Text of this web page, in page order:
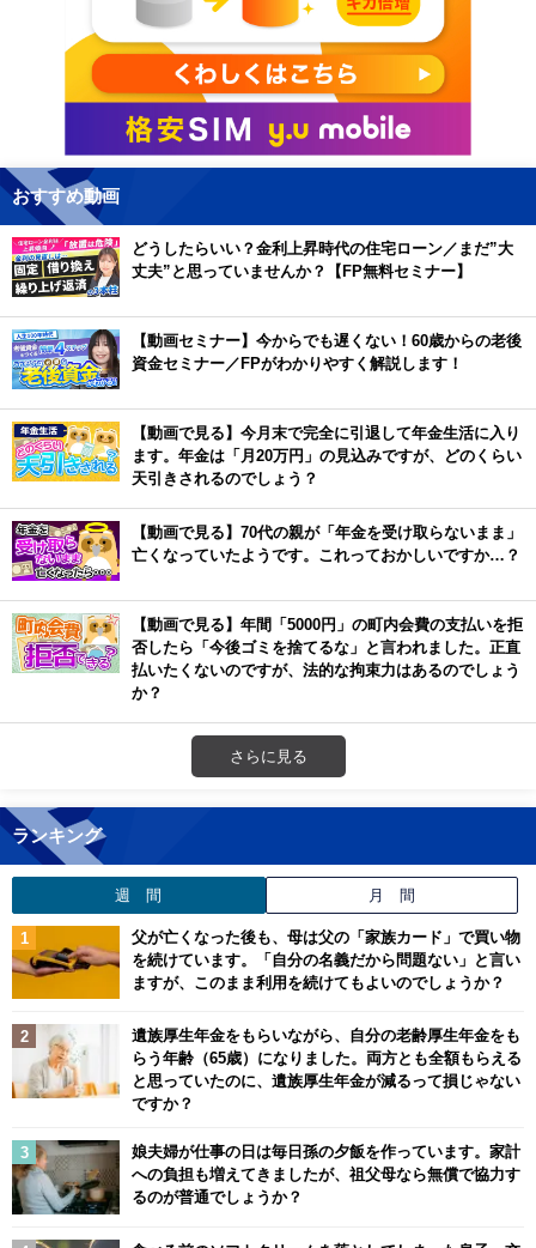
おすすめ動画
どうしたらいい？金利上昇時代の住宅ローン／まだ”大
丈夫”と思っていませんか？【FP無料セミナー】
【動画セミナー】今からでも遅くない！60歳からの老後
資金セミナー／FPがわかりやすく解説します！
【動画で見る】今月末で完全に引退して年金生活に入り
ます。年金は「月20万円」の見込みですが、どのくらい
天引きされるのでしょう？
【動画で見る】70代の親が「年金を受け取らないまま」
亡くなっていたようです。これっておかしいですか…？
【動画で見る】年間「5000円」の町内会費の支払いを拒
否したら「今後ゴミを捨てるな」と言われました。正直
払いたくないのですが、法的な拘束力はあるのでしょう
か？
さらに見る
ランキング
週 間 月 間
父が亡くなった後も、母は父の「家族カード」で買い物
を続けています。「自分の名義だから問題ない」と言い
ますが、このまま利用を続けてもよいのでしょうか？
遺族厚生年金をもらいながら、自分の老齢厚生年金をも
らう年齢（65歳）になりました。両方とも全額もらえる
と思っていたのに、遺族厚生年金が減るって損じゃない
ですか？
娘夫婦が仕事の日は毎日孫の夕飯を作っています。家計
への負担も増えてきましたが、祖父母なら無償で協力す
るのが普通でしょうか？